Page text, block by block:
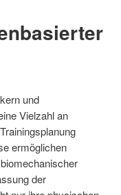
und
Vielzahl an
ermöglichen
der